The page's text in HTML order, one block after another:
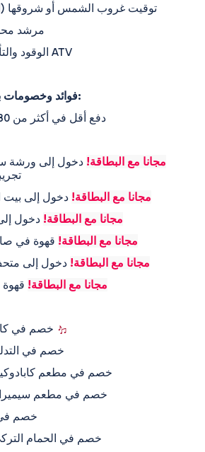
توقيت غروب الشمس أو شروقها
مرشد
الوقود والتأمين الإلزامي لجولة ATV
فوائد وخصومات بطاقة سياحة كابادوكيا:
دفع أقل في أكثر من 30 مكان في كابادوكيا
مجانا مع البطاقة! دخول إلى ورشة
مجانا مع البطاقة! دخول إلى بيت
مجانا مع البطاقة! دخول
مجانا مع البطاقة! قهوة في
مجانا مع البطاقة! دخول إلى
مجانا مع البطاقة! قهوة
% 10 خصم في
% 10 خصم في مطعم
% 10 خصم في مطعم
% 10
% 20 خصم في الحمام